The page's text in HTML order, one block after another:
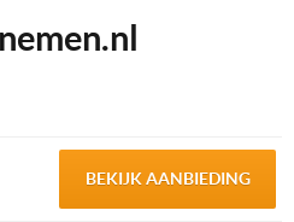
BEKIJK AANBIEDING